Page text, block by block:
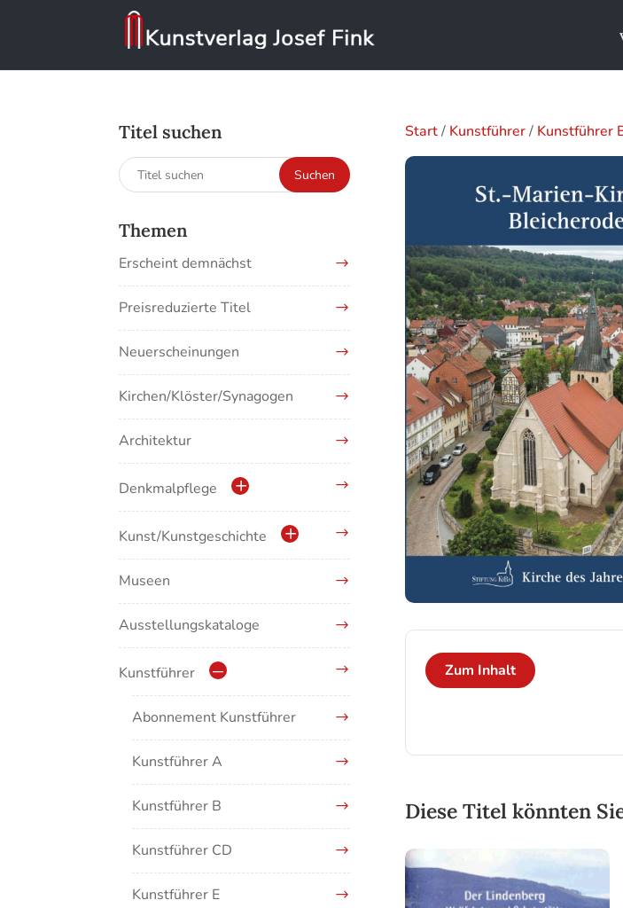
Start/ Kunstführer/ Kunstführer
Zum Inhalt
Diese Titel könnten
Titel suchen
Suchen
nach:
Suchen
Themen
Erscheint demnächst
Preisreduzierte Titel
Neuerscheinungen
Kirchen/Klöster/Synagogen
Architektur
Denkmalpflege
Kulturdenkmale in Baden-
Württemberg
Kunst/Kunstgeschichte
Antike/Mittelalter
Renaissance/Barock/19.
Museen
Ausstellungskataloge
Kunstführer
Abonnement Kunstführer
Kunstführer A
Kunstführer B
Kunstführer CD
Kunstführer E